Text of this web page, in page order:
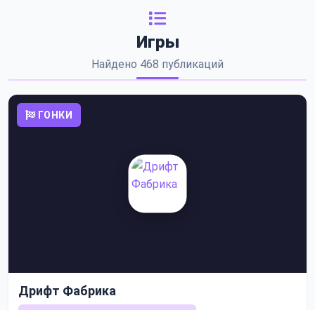
Игры
Найдено 468 публикаций
ГОНКИ
Дрифт Фабрика